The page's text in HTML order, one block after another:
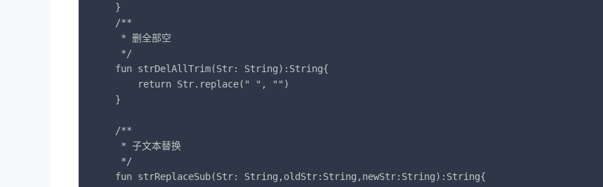
    }
    /**
     * 删全部空
     */
    fun strDelAllTrim(Str: String):String{
        return Str.replace(" ", "")
    }
    /**
     * 子文本替换
     */
    fun strReplaceSub(Str: String,oldStr:String,newStr:String):String{